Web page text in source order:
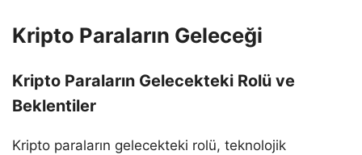
Kripto Paraların Geleceği
Kripto Paraların Gelecekteki Rolü ve
Beklentiler
Kripto paraların gelecekteki rolü, teknolojik